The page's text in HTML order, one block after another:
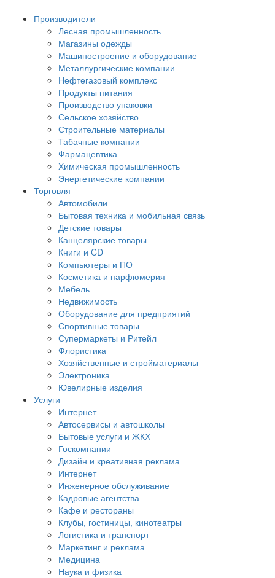
Производители
Лесная промышленность
Магазины одежды
Машиностроение и оборудование
Металлургические компании
Нефтегазовый комплекс
Продукты питания
Производство упаковки
Сельское хозяйство
Строительные материалы
Табачные компании
Фармацевтика
Химическая промышленность
Энергетические компании
Торговля
Автомобили
Бытовая техника и мобильная связь
Детские товары
Канцелярские товары
Книги и CD
Компьютеры и ПО
Косметика и парфюмерия
Мебель
Недвижимость
Оборудование для предприятий
Спортивные товары
Супермаркеты и Ритейл
Флористика
Хозяйственные и стройматериалы
Электроника
Ювелирные изделия
Услуги
Интернет
Автосервисы и автошколы
Бытовые услуги и ЖКХ
Госкомпании
Дизайн и креативная реклама
Интернет
Инженерное обслуживание
Кадровые агентства
Кафе и рестораны
Клубы, гостиницы, кинотеатры
Логистика и транспорт
Маркетинг и реклама
Медицина
Наука и физика